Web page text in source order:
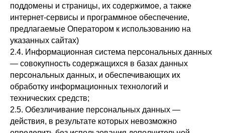
поддомены и страницы, их содержимое, а также
интернет-сервисы и программное обеспечение,
предлагаемые Оператором к использованию на
указанных сайтах)
2.4. Информационная система персональных данных
— совокупность содержащихся в базах данных
персональных данных, и обеспечивающих их
обработку информационных технологий и
технических средств;
2.5. Обезличивание персональных данных —
действия, в результате которых невозможно